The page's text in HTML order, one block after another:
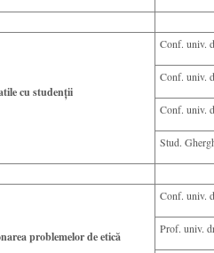
cu studenții
Conf. univ.
Conf. univ.
Conf. univ.
Stud.
problemelor de etică
Conf. univ.
Prof. univ.